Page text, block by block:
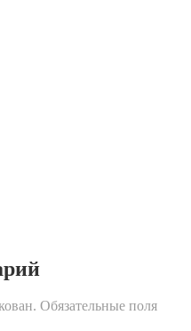
Обязательные поля